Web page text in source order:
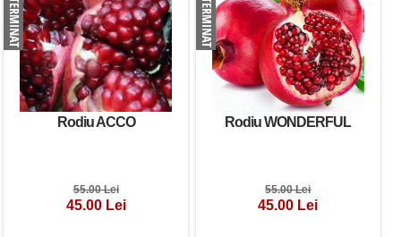
Rodiu ACCO
55.00 Lei
45.00 Lei
Rodiu WONDERFUL
55.00 Lei
45.00 Lei